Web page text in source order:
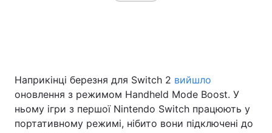
Наприкінці березня для Switch 2 вийшло
оновлення з режимом Handheld Mode Boost. У
ньому ігри з першої Nintendo Switch працюють у
портативному режимі, нібито вони підключені до